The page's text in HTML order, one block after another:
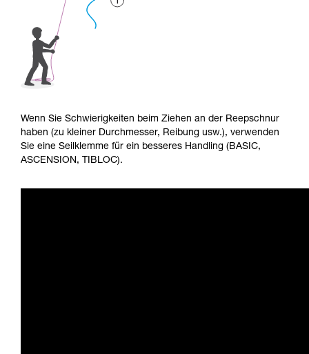
Wenn Sie Schwierigkeiten beim Ziehen an der Reepschnur
haben (zu kleiner Durchmesser, Reibung usw.), verwenden
Sie eine Seilklemme für ein besseres Handling (BASIC,
ASCENSION, TIBLOC).